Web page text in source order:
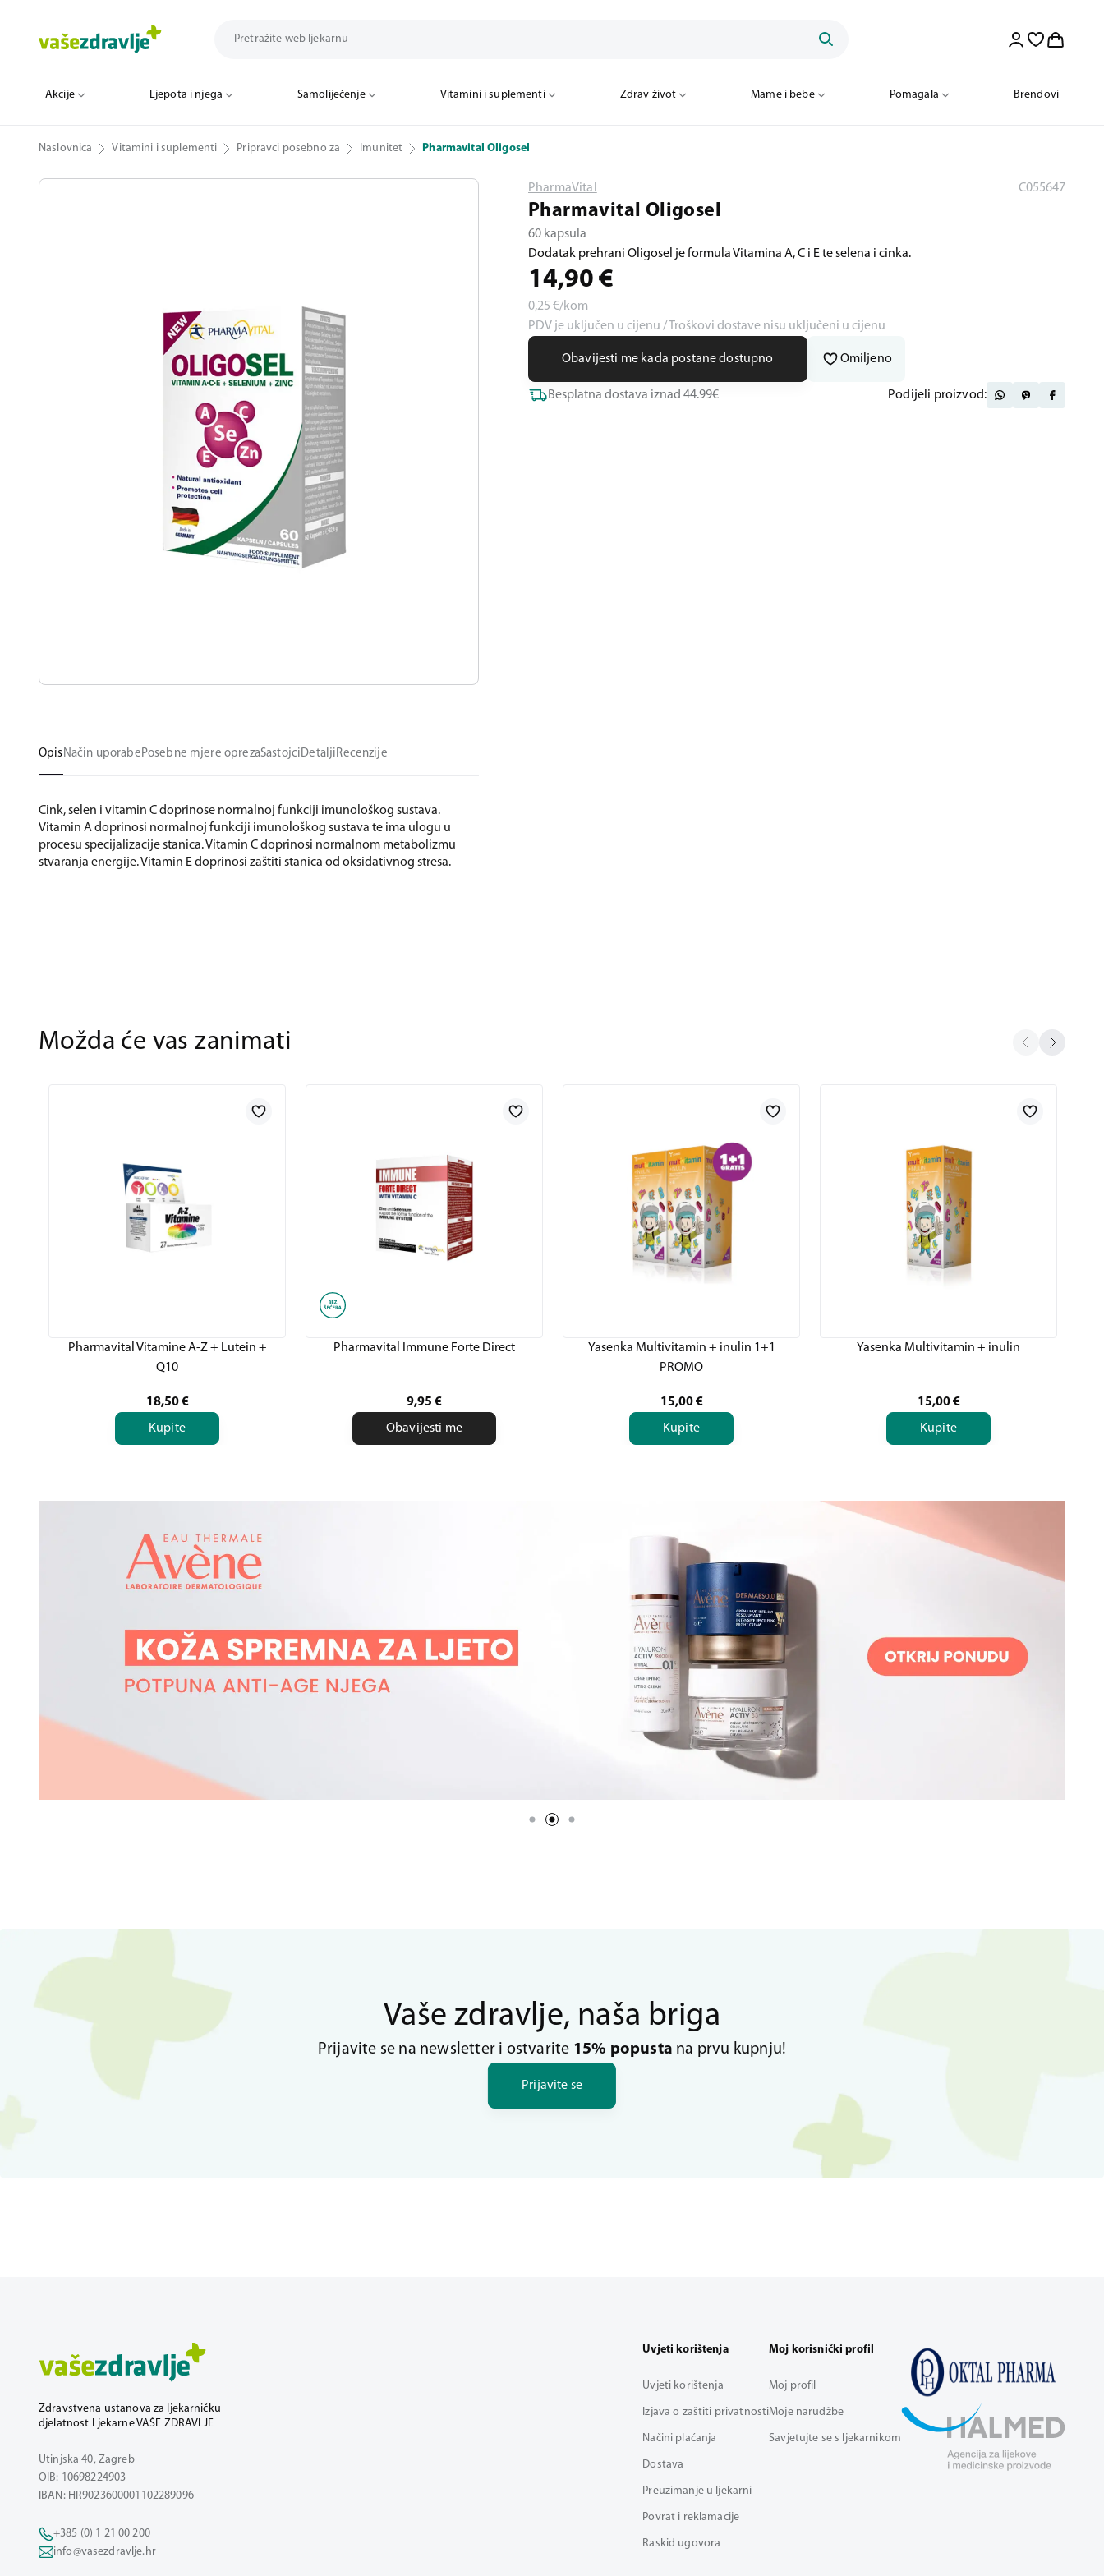
Akcije Ljepota i njega Samoliječenje Vitamini i suplementi Zdrav život Mame i bebe Pomagala Brendovi
Naslovnica Vitamini i suplementi Pripravci posebno za Imunitet Pharmavital Oligosel
OpisNačin uporabePosebne mjere oprezaSastojciDetaljiRecenzije
Cink, selen i vitamin C doprinose normalnoj funkciji imunološkog sustava.
Vitamin A doprinosi normalnoj funkciji imunološkog sustava te ima ulogu u
procesu specijalizacije stanica. Vitamin C doprinosi normalnom metabolizmu
stvaranja energije. Vitamin E doprinosi zaštiti stanica od oksidativnog stresa.
PharmaVital C055647
Pharmavital Oligosel
60 kapsula
Dodatak prehrani Oligosel je formula Vitamina A, C i E te selena i cinka.
14,90 €
0,25 €/kom
PDV je uključen u cijenu / Troškovi dostave nisu uključeni u cijenu
Obavijesti me kada postane dostupno Omiljeno
Besplatna dostava iznad 44.99€ Podijeli proizvod:
Možda će vas zanimati
Pharmavital Vitamine A-Z + Lutein +
Q10
18,50 €
Kupite
Pharmavital Immune Forte Direct
9,95 €
Obavijesti me
Yasenka Multivitamin + inulin 1+1
PROMO
15,00 €
Kupite
Yasenka Multivitamin + inulin
15,00 €
Kupite
Vaše zdravlje, naša briga
Prijavite se na newsletter i ostvarite 15% popusta na prvu kupnju!
Prijavite se
Zdravstvena ustanova za ljekarničku
djelatnost Ljekarne VAŠE ZDRAVLJE
Utinjska 40, Zagreb
OIB: 10698224903
IBAN: HR9023600001102289096
+385 (0) 1 21 00 200
info@vasezdravlje.hr
Uvjeti korištenja
Uvjeti korištenja
Izjava o zaštiti privatnosti
Načini plaćanja
Dostava
Preuzimanje u ljekarni
Povrat i reklamacije
Raskid ugovora
Moj korisnički profil
Moj profil
Moje narudžbe
Savjetujte se s ljekarnikom